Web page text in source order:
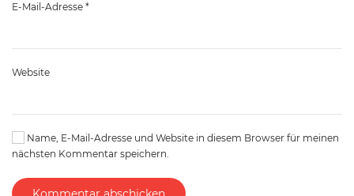
E-Mail-Adresse *
Website
Name, E-Mail-Adresse und Website in diesem Browser für meinen
nächsten Kommentar speichern.